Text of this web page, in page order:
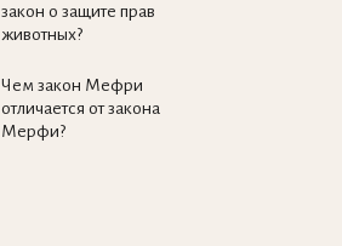
закон о защите прав
животных?
Чем закон Мефри
отличается от закона
Мерфи?